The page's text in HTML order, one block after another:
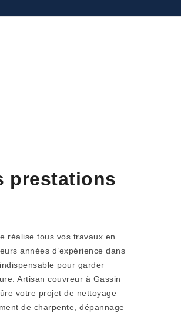
prestations
réalise tous vos travaux en
années d’expérience dans
pour garder
Artisan couvreur à Gassin
votre projet de nettoyage
de charpente, dépannage